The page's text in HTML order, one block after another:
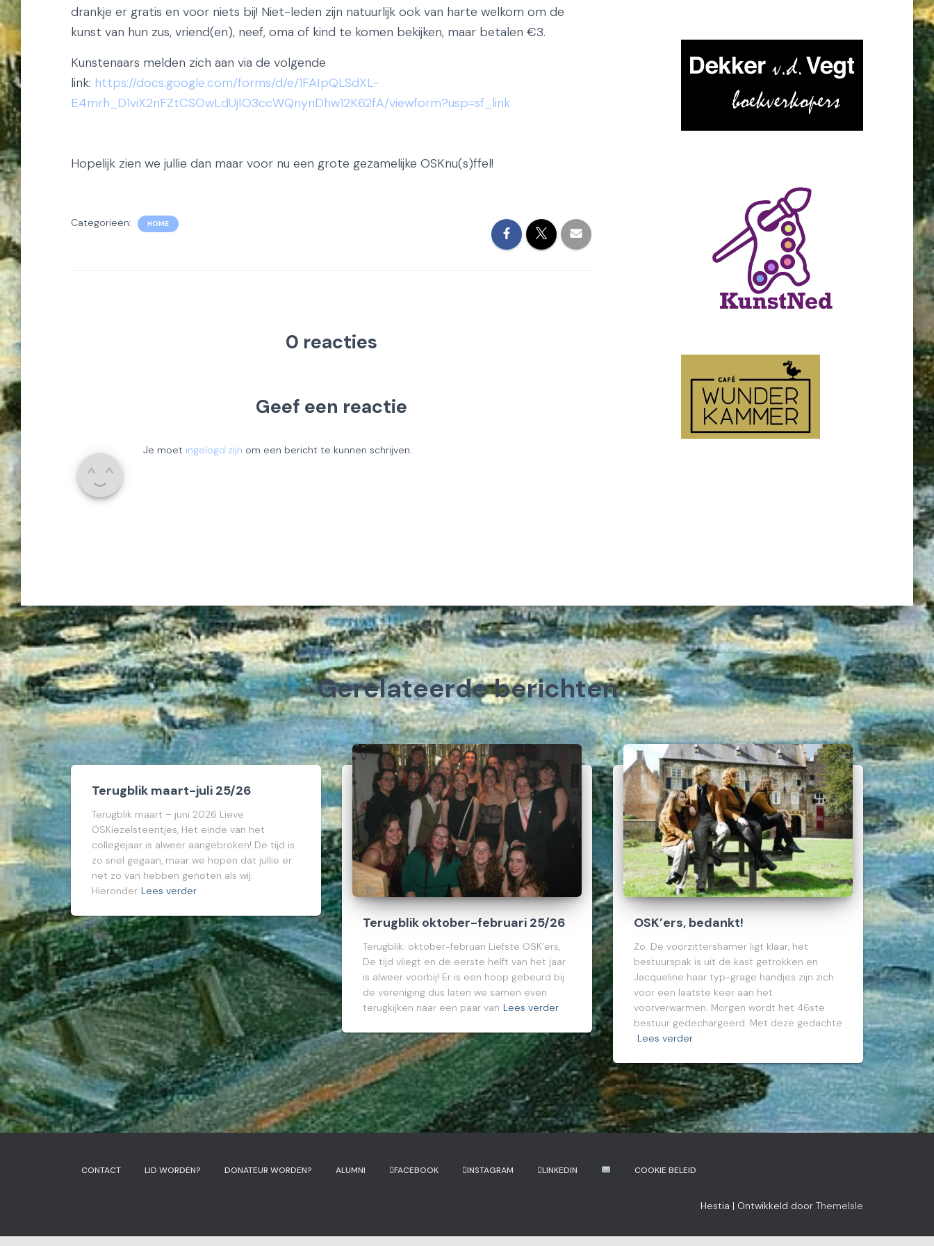
drankje er gratis en voor niets bij! Niet-leden zijn natuurlijk ook van harte welkom om de
kunst van hun zus, vriend(en), neef, oma of kind te komen bekijken, maar betalen €3.
Kunstenaars melden zich aan via de volgende
link: https://docs.google.com/forms/d/e/1FAIpQLSdXL-
E4mrh_D1viX2nFZtCSOwLdUjIO3ccWQnynDhw12K62fA/viewform?usp=sf_link
Hopelijk zien we jullie dan maar voor nu een grote gezamelijke OSKnu(s)ffel!
Categorieën: HOME
0 reacties
Geef een reactie
Je moet ingelogd zijn om een bericht te kunnen schrijven.
Gerelateerde berichten
Terugblik maart-juli 25/26
Terugblik maart – juni 2026 Lieve
OSKiezelsteentjes, Het einde van het
collegejaar is alweer aangebroken! De tijd is
zo snel gegaan, maar we hopen dat jullie er
net zo van hebben genoten als wij.
Hieronder Lees verder
Terugblik oktober-februari 25/26
Terugblik: oktober-februari Liefste OSK’ers,
De tijd vliegt en de eerste helft van het jaar
is alweer voorbij! Er is een hoop gebeurd bij
de vereniging dus laten we samen even
terugkijken naar een paar van Lees verder
OSK’ers, bedankt!
Zo. De voorzittershamer ligt klaar, het
bestuurspak is uit de kast getrokken en
Jacqueline haar typ-grage handjes zijn zich
voor een laatste keer aan het
voorverwarmen. Morgen wordt het 46ste
bestuur gedechargeerd. Met deze gedachte
Lees verder
CONTACT LID WORDEN? DONATEUR WORDEN? ALUMNI FACEBOOK INSTAGRAM LINKEDIN COOKIE BELEID
Hestia | Ontwikkeld door ThemeIsle